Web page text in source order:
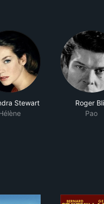
Stewart
Roger
Pao